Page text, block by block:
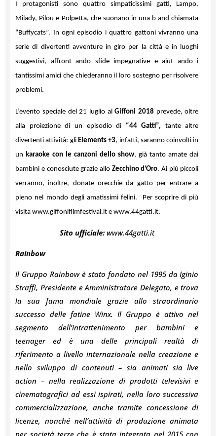
I protagonisti sono quattro simpaticissimi gatti, Lampo,
Milady, Pilou e Polpetta, che suonano in una b and chiamata
“Buffycats”. In ogni episodio i quattro gattoni vivranno una
serie di divertenti avventure in giro per la città e in luoghi
suggestivi, affront ando sfide impegnative e aiut ando i
tantissimi amici che chiederanno il loro sostegno per risolvere
problemi.
L’evento speciale del 21 luglio alGiffoni 2018 prevede, oltre
alla proiezione di un episodio di “44 Gatti”, tante altre
divertenti attività: gliElements +3, infatti, saranno coinvolti in
unkaraoke con le canzoni dello show, già tanto amate dai
bambini e conosciute grazie allo Zecchino d’Oro. Ai più piccoli
verranno, inoltre, donate orecchie da gatto per entrare a
pieno nel mondo degli amatissimi felini. Per scoprire di più
visitawww.giffonifilmfestival.it ewww.44gatti.it.
Sito ufficiale: www.44gatti.it
Rainbow
Il Gruppo Rainbow è stato fondato nel 1995 da Iginio
Straffi, Presidente e Amministratore Delegato, e trova
la sua fama mondiale grazie allo straordinario
successo delle fatine Winx. Il Gruppo è attivo nel
segmento dell’intrattenimento per bambini e
teenager ed è una delle principali realtà di
riferimento a livello internazionale nella creazione e
nello sviluppo di contenuti – sia animati sia live
action – nella realizzazione di prodotti televisivi e
cinematografici ad essi ispirati, nella loro successiva
commercializzazione, anche tramite concessione di
licenze, nonché nell’attività di produzione animata
per società terze che è stata integrata nel 2015 con